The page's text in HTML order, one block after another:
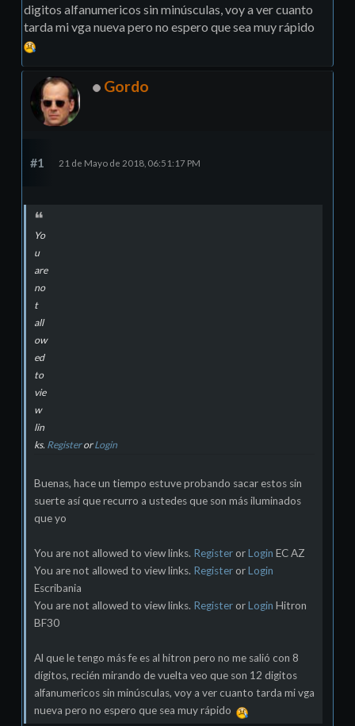
digitos alfanumericos sin minúsculas, voy a ver cuanto
tarda mi vga nueva pero no espero que sea muy rápido
Gordo
#1 21 de Mayo de 2018, 06:51:17 PM
Yo
u
are
no
t
all
ow
ed
to
vie
w
lin
ks. RegisterorLogin
Buenas, hace un tiempo estuve probando sacar estos sin
suerte así que recurro a ustedes que son más iluminados
que yo
You are not allowed to view links. RegisterorLogin EC AZ
You are not allowed to view links. RegisterorLogin
Escribania
You are not allowed to view links. RegisterorLogin Hitron
BF30
Al que le tengo más fe es al hitron pero no me salió con 8
dígitos, recién mirando de vuelta veo que son 12 digitos
alfanumericos sin minúsculas, voy a ver cuanto tarda mi vga
nueva pero no espero que sea muy rápido